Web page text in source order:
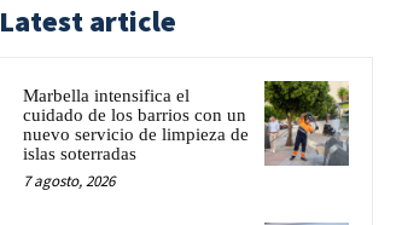
Latest article
Marbella intensifica el
cuidado de los barrios con un
nuevo servicio de limpieza de
islas soterradas
7 agosto, 2026